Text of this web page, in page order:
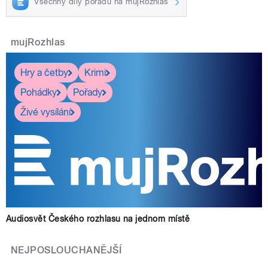
mujRozhlas
Hry a četby
Krimi
Pohádky
Pořady
Živé vysílání
Audiosvět Českého rozhlasu na jednom místě
NEJPOSLOUCHANĚJŠÍ